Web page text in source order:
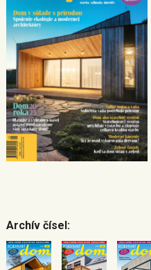
Archív čísel: